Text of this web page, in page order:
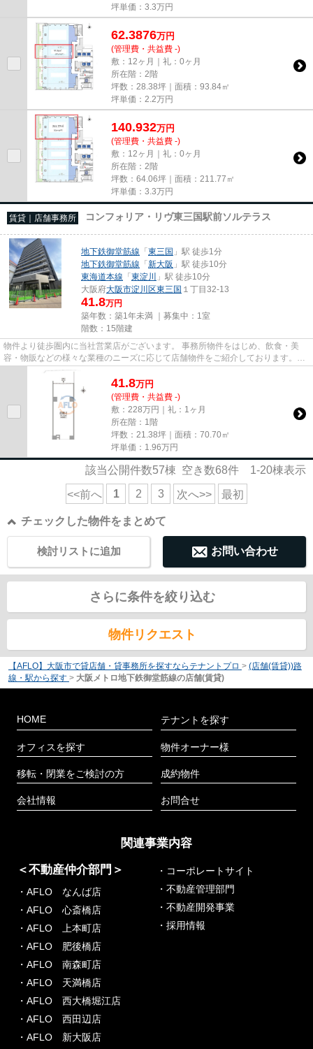
坪単価： 3.3万円
62.3876万円
(管理費・共益費 -)
敷：12ヶ月｜礼：0ヶ月
所在階：2階
坪数：28.38坪｜面積：93.84㎡
坪単価： 2.2万円
140.932万円
(管理費・共益費 -)
敷：12ヶ月｜礼：0ヶ月
所在階：2階
坪数：64.06坪｜面積：211.77㎡
坪単価： 3.3万円
賃貸｜店舗事務所 コンフォリア・リヴ東三国駅前ソルテラス
地下鉄御堂筋線 「東三国 」駅 徒歩1分
地下鉄御堂筋線 「新大阪 」駅 徒歩10分
東海道本線 「東淀川
」駅 徒歩10分
大阪府大阪市淀川区東三国 １丁目32-13
41.8万円
築年数：築1年未満 ｜募集中： 1室
階数：15階建
物件より徒歩圏内に当社営業店がございます。 事務所物件をはじめ、飲食・美
容・物販などの様々な業種のニーズに応じて店舗物件をご紹介しております。
尚、弊社ではおとり広告は一切...
41.8万円
(管理費・共益費 -)
敷：228万円｜礼：1ヶ月
所在階：1階
坪数：21.38坪｜面積：70.70㎡
坪単価： 1.96万円
該当公開件数57棟 空き数68件 1-20棟表示
<<前へ 1 2 3 次へ>> 最初
チェックした物件をまとめて
お問い合わせ
検討リストに追加
さらに条件を絞り込む
物件リクエスト
【AFLO】大阪市で貸店舗・貸事務所を探すならテナントプロ > (店舗(賃貸))路
線・駅から探す > 大阪メトロ地下鉄御堂筋線の店舗(賃貸)
HOME
オフィスを探す
移転・閉業をご検討の方
会社情報
テナントを探す
物件オーナー様
成約物件
お問合せ
関連事業内容
＜不動産仲介部門＞
・AFLO なんば店
・AFLO 心斎橋店
・AFLO 上本町店
・AFLO 肥後橋店
・AFLO 南森町店
・AFLO 天満橋店
・AFLO 西大橋堀江店
・AFLO 西田辺店
・AFLO 新大阪店
・コーポレートサイト
・不動産管理部門
・不動産開発事業
・採用情報